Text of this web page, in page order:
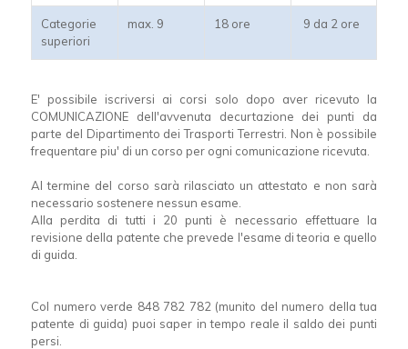
Categorie
superiori
max. 9 18 ore 9 da 2 ore
E' possibile iscriversi ai corsi solo dopo aver ricevuto la
COMUNICAZIONE dell'avvenuta decurtazione dei punti da
parte del Dipartimento dei Trasporti Terrestri. Non è possibile
frequentare piu' di un corso per ogni comunicazione ricevuta.
Al termine del corso sarà rilasciato un attestato e non sarà
necessario sostenere nessun esame.
Alla perdita di tutti i 20 punti è necessario effettuare la
revisione della patente che prevede l'esame di teoria e quello
di guida.
Col numero verde 848 782 782 (munito del numero della tua
patente di guida) puoi saper in tempo reale il saldo dei punti
persi.